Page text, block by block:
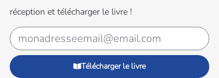
réception et télécharger le livre !
Télécharger le livre